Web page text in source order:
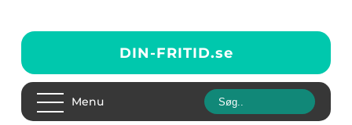
DIN-FRITID.se
Menu